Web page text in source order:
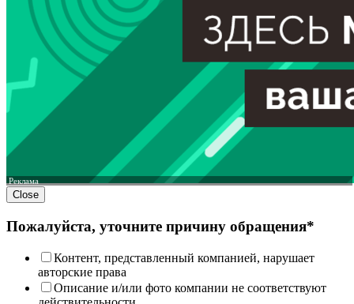
Реклама
Close
Пожалуйста, уточните причину обращения*
Контент, представленный компанией, нарушает
авторские права
Описание и/или фото компании не соответствуют